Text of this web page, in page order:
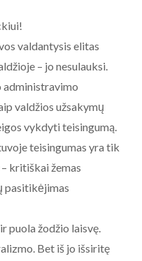
valdantysis elitas
– jo nesulauksi.
valdžios užsakymų
vykdyti teisingumą.
teisingumas yra tik
kritiškai žemas
pasitikėjimas
puola žodžio laisvę.
Bet iš jo išsiritę